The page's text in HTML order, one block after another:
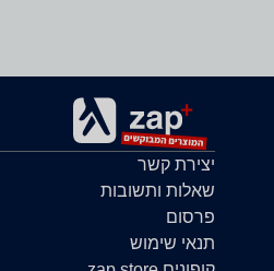
יצירת קשר
שאלות ותשובות
פרסום
תנאי שימוש